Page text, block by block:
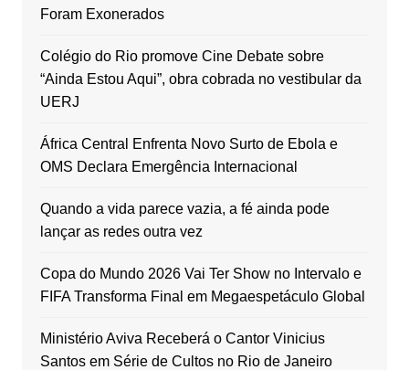
Foram Exonerados
Colégio do Rio promove Cine Debate sobre
“Ainda Estou Aqui”, obra cobrada no vestibular da
UERJ
África Central Enfrenta Novo Surto de Ebola e
OMS Declara Emergência Internacional
Quando a vida parece vazia, a fé ainda pode
lançar as redes outra vez
Copa do Mundo 2026 Vai Ter Show no Intervalo e
FIFA Transforma Final em Megaespetáculo Global
Ministério Aviva Receberá o Cantor Vinicius
Santos em Série de Cultos no Rio de Janeiro